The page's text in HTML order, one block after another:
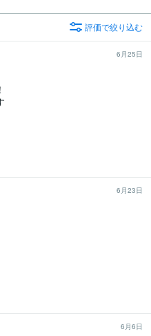
評価で絞り込む
6月25日
6月23日
6月6日